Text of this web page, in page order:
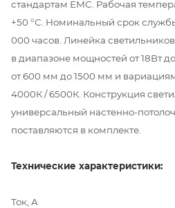
стандартам ЕМC. Рабочая
+50 °С. Номинальный срок
000 часов. Линейка
в диапазоне мощностей от 18Вт
от 600 мм до 1500 мм и
4000К / 6500К. Конструкция
универсальный настенно-
поставляются в комплекте.
Технические характеристики:
Ток, А